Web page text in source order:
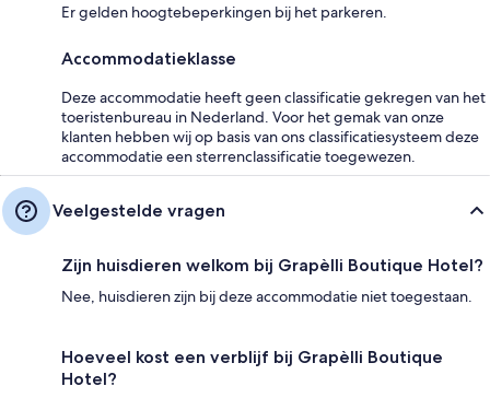
Er gelden hoogtebeperkingen bij het parkeren.
Accommodatieklasse
Deze accommodatie heeft geen classificatie gekregen van het
toeristenbureau in Nederland. Voor het gemak van onze
klanten hebben wij op basis van ons classificatiesysteem deze
accommodatie een sterrenclassificatie toegewezen.
Veelgestelde vragen
Zijn huisdieren welkom bij Grapèlli Boutique Hotel?
Nee, huisdieren zijn bij deze accommodatie niet toegestaan.
Hoeveel kost een verblijf bij Grapèlli Boutique
Hotel?